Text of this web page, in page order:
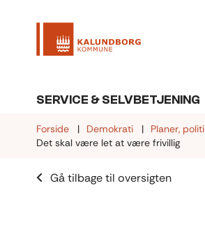
SERVICE & SELVBETJENING
Forside Demokrati Planer,
Det skal være let at være frivillig
Gå tilbage til oversigten